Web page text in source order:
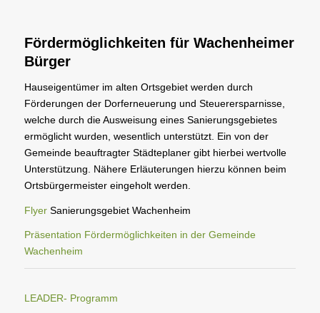
Fördermöglichkeiten für Wachenheimer
Bürger
Hauseigentümer im alten Ortsgebiet werden durch
Förderungen der Dorferneuerung und Steuerersparnisse,
welche durch die Ausweisung eines Sanierungsgebietes
ermöglicht wurden, wesentlich unterstützt. Ein von der
Gemeinde beauftragter Städteplaner gibt hierbei wertvolle
Unterstützung. Nähere Erläuterungen hierzu können beim
Ortsbürgermeister eingeholt werden.
FlyerSanierungsgebiet Wachenheim
Präsentation Fördermöglichkeiten in der Gemeinde
Wachenheim
LEADER- Programm